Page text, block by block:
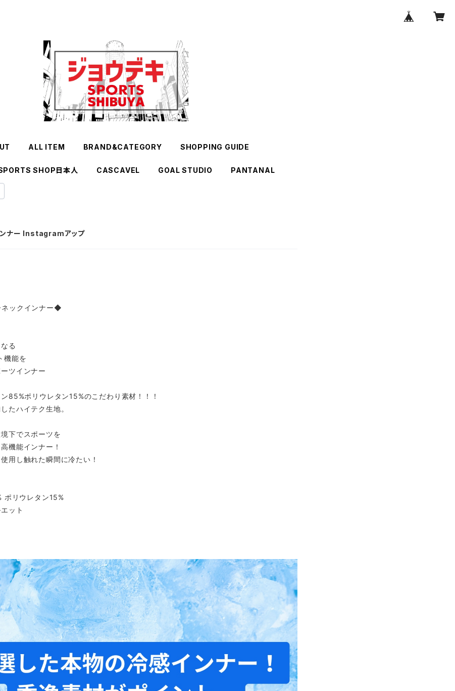
ALL ITEM BRAND&CATEGORY SHOPPING GUIDE
SHOP日本人 CASCAVEL GOAL STUDIO PANTANAL
ナー Instagramアップ
ックインナー◆
る
機能を
ツインナー
85%ポリウレタン15%のこだわり素材！！！
たハイテク生地。
下でスポーツを
機能インナー！
用し触れた瞬間に冷たい！
ポリウレタン15%
ット